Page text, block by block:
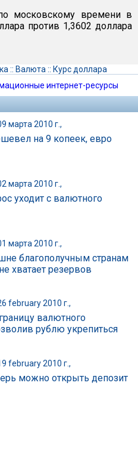
московскому времени в
против 1,3602 доллара
:: Валюта :: Курс доллара
интернет-ресурсы
марта 2010 г.,
на 9 копеек, евро
марта 2010 г.,
уходит с валютного
марта 2010 г.,
благополучным странам
хватает резервов
february 2010 г.,
валютного
рублю укрепиться
february 2010 г.,
можно открыть депозит